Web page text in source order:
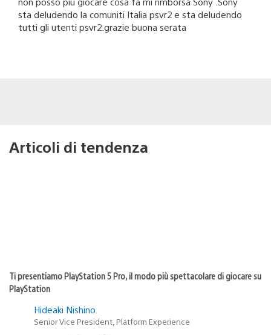
sta deludendo la comuniti Italia psvr2 e sta deludendo
tutti gli utenti psvr2.grazie buona serata
Articoli di tendenza
Ti presentiamo PlayStation 5 Pro, il modo più spettacolare di giocare su
PlayStation
Hideaki Nishino
Senior Vice President, Platform Experience